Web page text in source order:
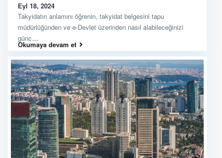
Eyl 18, 2024
Takyidatın anlamını öğrenin, takyidat belgesini tapu
müdürlüğünden ve e-Devlet üzerinden nasıl alabileceğinizi
günc...
Okumaya devam et